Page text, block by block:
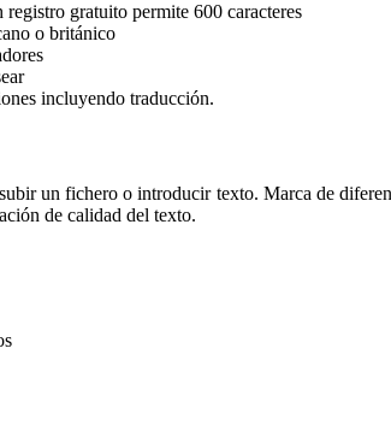
gratuito permite 600 caracteres
o británico
incluyendo traducción.
un fichero o introducir texto. Marca de
de calidad del texto.